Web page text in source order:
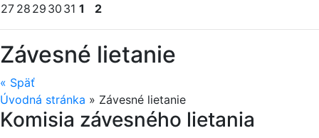
27 28 29 30 31 1 2
Závesné lietanie
« Späť
Úvodná stránka » Závesné lietanie
Komisia závesného lietania